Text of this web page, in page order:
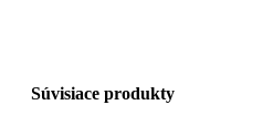
Súvisiace produkty